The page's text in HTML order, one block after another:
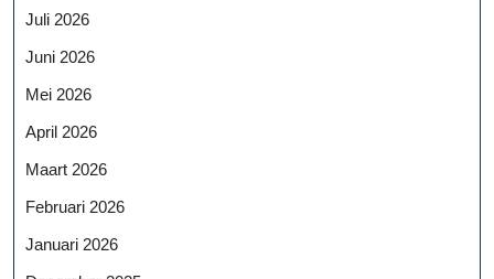
Juli 2026
Juni 2026
Mei 2026
April 2026
Maart 2026
Februari 2026
Januari 2026